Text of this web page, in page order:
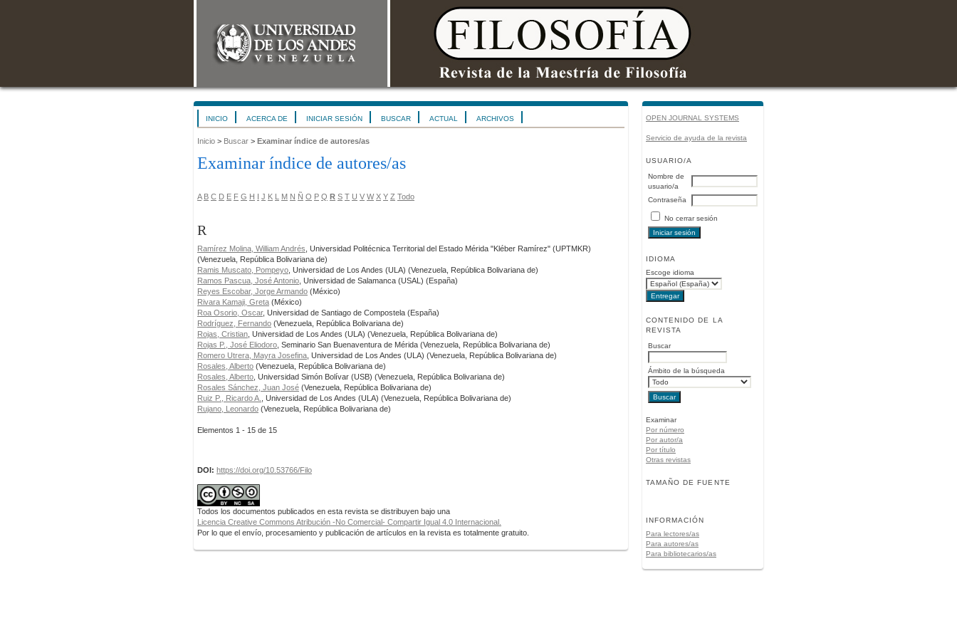
OPEN JOURNAL SYSTEMS
Servicio de ayuda de la revista
USUARIO/A
Nombre de
usuario/a
Contraseña
No cerrar sesión
IDIOMA
Escoge idioma
CONTENIDO DE LA
REVISTA
Buscar
Ámbito de la búsqueda
Examinar
Por número
Por autor/a
Por título
Otras revistas
TAMAÑO DE FUENTE
INFORMACIÓN
Para lectores/as
Para autores/as
Para bibliotecarios/as
INICIO ACERCA DE INICIAR SESIÓN BUSCAR ACTUAL ARCHIVOS
Inicio > Buscar > Examinar índice de autores/as
Examinar índice de autores/as
A B C D E F G H I J K L M N Ñ O P Q R S T U V W X Y Z Todo
R
Ramírez Molina, William Andrés , Universidad Politécnica Territorial del Estado Mérida "Kléber Ramírez" (UPTMKR)
(Venezuela, República Bolivariana de)
Ramis Muscato, Pompeyo , Universidad de Los Andes (ULA) (Venezuela, República Bolivariana de)
Ramos Pascua, José Antonio , Universidad de Salamanca (USAL) (España)
Reyes Escobar, Jorge Armando (México)
Rivara Kamaji, Greta (México)
Roa Osorio, Oscar, Universidad de Santiago de Compostela (España)
Rodríguez, Fernando (Venezuela, República Bolivariana de)
Rojas, Cristian , Universidad de Los Andes (ULA) (Venezuela, República Bolivariana de)
Rojas P., José Eliodoro , Seminario San Buenaventura de Mérida (Venezuela, República Bolivariana de)
Romero Utrera, Mayra Josefina , Universidad de Los Andes (ULA) (Venezuela, República Bolivariana de)
Rosales, Alberto (Venezuela, República Bolivariana de)
Rosales, Alberto , Universidad Simón Bolívar (USB) (Venezuela, República Bolivariana de)
Rosales Sánchez, Juan José (Venezuela, República Bolivariana de)
Ruiz P., Ricardo A.
, Universidad de Los Andes (ULA) (Venezuela, República Bolivariana de)
Rujano, Leonardo (Venezuela, República Bolivariana de)
Elementos 1 - 15 de 15
DOI: https://doi.org/10.53766/Filo
Todos los documentos publicados en esta revista se distribuyen bajo una
Licencia Creative Commons Atribución -No Comercial- Compartir Igual 4.0 Internacional.
Por lo que el envío, procesamiento y publicación de artículos en la revista es totalmente gratuito.